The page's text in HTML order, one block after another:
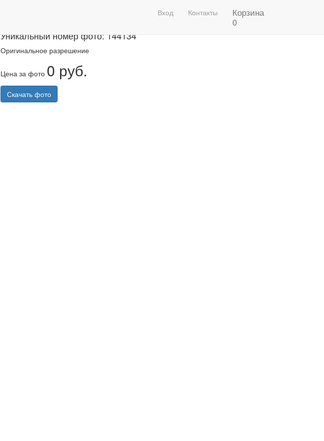
Вход Контакты
Корзина
0
Казанский марафон 2020 Фото
Уникальный номер фото: 144134
Оригинальное разрешение
Цена за фото 0 руб.
Скачать фото